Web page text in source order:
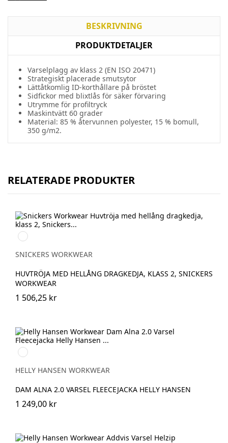
BESKRIVNING
PRODUKTDETALJER
Varselplagg av klass 2 (EN ISO 20471)
Strategiskt placerade smutsytor
Lättåtkomlig ID-korthållare på bröstet
Sidfickor med blixtlås för säker förvaring
Utrymme för profiltryck
Maskintvätt 60 grader
Material: 85 % återvunnen polyester, 15 % bomull,
350 g/m2.
RELATERADE PRODUKTER
Svart/High
vis
yellow
SNICKERS WORKWEAR
HUVTRÖJA MED HELLÅNG DRAGKEDJA, KLASS 2, SNICKERS
WORKWEAR
1 506,25 kr
360
YELLOW
HELLY HANSEN WORKWEAR
DAM ALNA 2.0 VARSEL FLEECEJACKA HELLY HANSEN
1 249,00 kr